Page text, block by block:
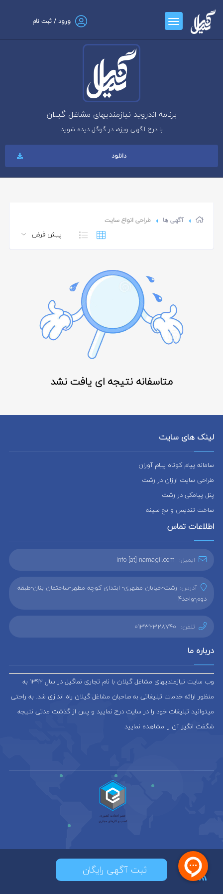
ورود / ثبت نام
برنامه اندروید نیازمندیهای مشاغل گیلان
با درج آگهی ویژه، در گوگل دیده شوید
دانلود
آگهی ها طراحی انواع سایت
متاسفانه نتیجه ای یافت نشد
لینک های سایت
سامانه پیام کوتاه پیام آوران
طراحی سایت ارزان در رشت
پنل پیامکی در رشت
ساخت تندیس و بج سینه
اطلاعات تماس
ایمیل: info [at] namagil.com
آدرس: رشت-خیابان مطهری- ابتدای کوچه مطهر-ساختمان بنان-طبقه
دوم-واحد4
تلفن: 01332328740
درباره ما
وب سایت نیازمندیهای مشاغل گیلان با نام تجاری نماگیل در سال 1392 به
منظور ارائه خدمات تبلیغاتی به صاحبان مشاغل گیلان راه اندازی شد. به راحتی
میتوانید تبلیغات خود را در سایت درج نمایید و پس از گذشت مدتی نتیجه
شگفت انگیز آن را مشاهده نمایید
ثبت آگهی رایگان